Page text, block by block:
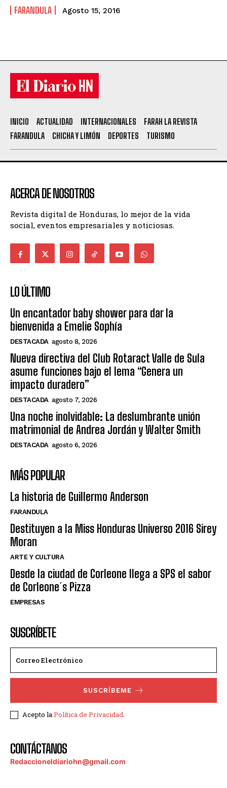
FARANDULA Agosto 15, 2016
INICIO ACTUALIDAD INTERNACIONALES
FARAH LA REVISTA
FARANDULA
CHICHA Y LIMÓN DEPORTES TURISMO
ACERCA DE NOSOTROS
Revista digital de Honduras, lo mejor de la vida
social, eventos empresariales y noticiosas.
LO ÚLTIMO
Un encantador baby shower para dar la
bienvenida a Emelie Sophía
DESTACADA agosto 8, 2026
Nueva directiva del Club Rotaract Valle de Sula
asume funciones bajo el lema “Genera un
impacto duradero”
DESTACADA agosto 7, 2026
Una noche inolvidable: La deslumbrante unión
matrimonial de Andrea Jordán y Walter Smith
DESTACADA agosto 6, 2026
MÁS POPULAR
La historia de Guillermo Anderson
FARANDULA
Destituyen a la Miss Honduras Universo 2016 Sirey
Moran
ARTE Y CULTURA
Desde la ciudad de Corleone llega a SPS el sabor
de Corleone´s Pizza
EMPRESAS
SUSCRÍBETE
SUSCRÍBEME
Acepto laPolítica de Privacidad.
CONTÁCTANOS
Redaccioneldiariohn@gmail.com